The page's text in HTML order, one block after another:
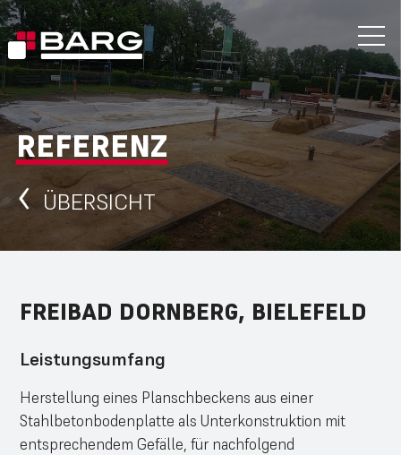
REFERENZ
ÜBERSICHT
FREIBAD DORNBERG, BIELEFELD
Leistungsumfang
Herstellung eines Planschbeckens aus einer
Stahlbetonbodenplatte als Unterkonstruktion mit
entsprechendem Gefälle, für nachfolgend